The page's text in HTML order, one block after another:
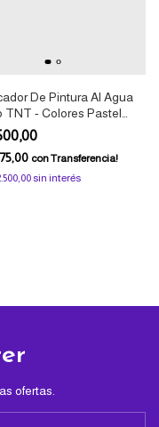
De Pintura Al Agua
TNT - Colores Pastel
conTransferencia!
sin interés
ofertas.